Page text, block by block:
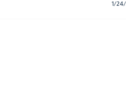
اعلان وظائف الهيئة القومية